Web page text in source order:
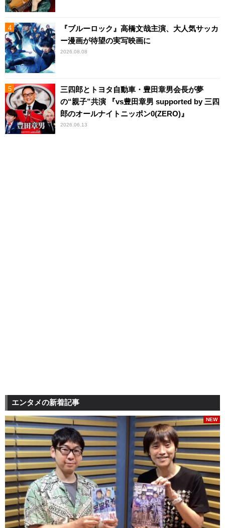
『ブルーロック』高橋文哉主演、大人気サッカ
ー漫画が待望の実写映画に
2026.08.08
三四郎とトヨタ自動車・豊田章男会長が夢
の“親子”共演 『vs豊田章男 supported by 三四
郎のオールナイトニッポン0(ZERO)』
2026.06.13
エンタメの新着記事
NEW